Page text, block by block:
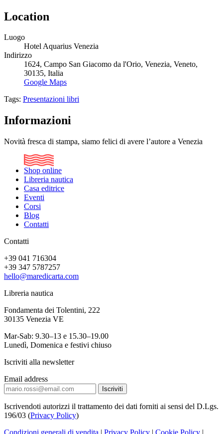
Location
Luogo
Hotel Aquarius Venezia
Indirizzo
1624, Campo San Giacomo da l'Orio, Venezia, Veneto,
30135, Italia
Google Maps
Tags: Presentazioni libri
Informazioni
Novità fresca di stampa, siamo felici di avere l’autore a Venezia
Shop online
Libreria nautica
Casa editrice
Eventi
Corsi
Blog
Contatti
Contatti
+39 041 716304
+39 347 5787257
hello@maredicarta.com
Libreria nautica
Fondamenta dei Tolentini, 222
30135 Venezia VE
Mar-Sab: 9.30–13 e 15.30–19.00
Lunedì, Domenica e festivi chiuso
Iscriviti alla newsletter
Email address
Iscrivendoti autorizzi il trattamento dei dati forniti ai sensi del D.Lgs.
196/03 (Privacy Policy)